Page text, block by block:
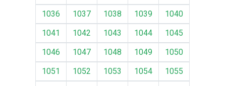
1036
1037 1038 1039
1040
1041
1042 1043 1044
1045
1046
1047 1048 1049
1050
1051
1052 1053 1054
1055